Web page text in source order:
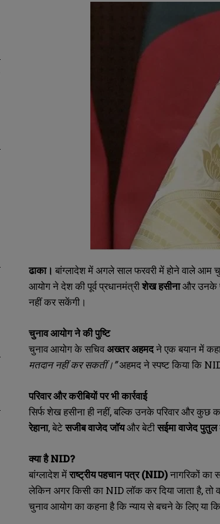
a
m
e
*
E
m
l
*
N
u
m
e
a
m
e
*
E
m
l
*
N
u
m
e
ढाका। बांग्लादेश में अगले साल फरवरी में होने वाले आम
आयोग ने देश की पूर्व प्रधानमंत्रीशेख हसीनाऔर उनके
नहीं कर सकेंगी।
चुनाव आयोग ने की पुष्टि
चुनाव आयोग के सचिवअख्तर अहमदने एक बयान में
मतदान नहीं कर सकतीं।”अहमद ने स्पष्ट किया कि NID
परिवार और करीबियों पर भी कार्रवाई
सिर्फ शेख हसीना ही नहीं, बल्कि उनके परिवार और कुछ
रेहाना, बेटेसजीब वाजेद जॉयऔर बेटीसईमा वाजेद पुतुल
क्या है NID?
बांग्लादेश मेंराष्ट्रीय पहचान पत्र (NID)नागरिकों
लेकिन अगर किसी का NID लॉक कर दिया जाता है, तो
चुनाव आयोग का कहना है कि न्याय से बचने के लिए या